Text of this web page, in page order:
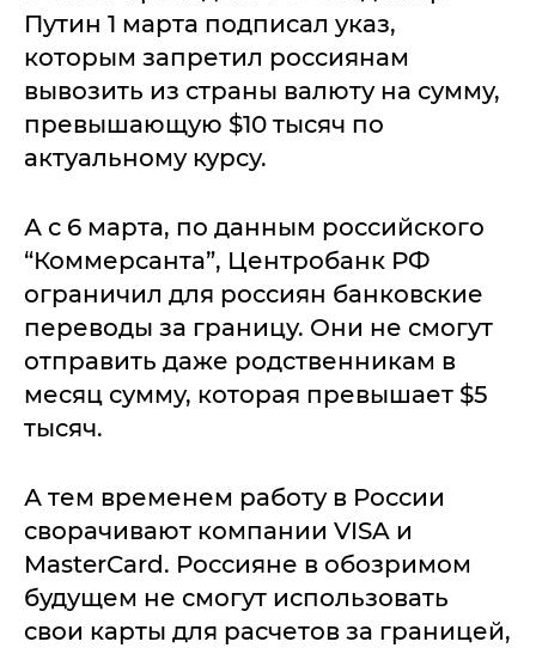
Путин 1 марта подписал указ,
которым запретил россиянам
вывозить из страны валюту на сумму,
превышающую $10 тысяч по
актуальному курсу.
А с 6 марта, по данным российского
“Коммерсанта”, Центробанк РФ
ограничил для россиян банковские
переводы за границу. Они не смогут
отправить даже родственникам в
месяц сумму, которая превышает $5
тысяч.
А тем временем работу в России
сворачивают компании VISA и
MasterCard. Россияне в обозримом
будущем не смогут использовать
свои карты для расчетов за границей,